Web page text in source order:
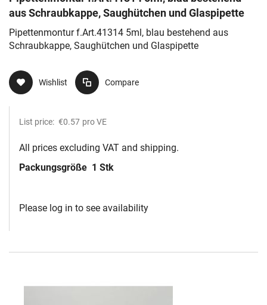
aus Schraubkappe, Saughütchen und Glaspipette
Pipettenmontur f.Art.41314 5ml, blau bestehend aus
Schraubkappe, Saughütchen und Glaspipette
Wishlist Compare
List price: €0.57 pro VE
All prices excluding VAT and shipping.
Packungsgröße 1 Stk
Please log in to see availability